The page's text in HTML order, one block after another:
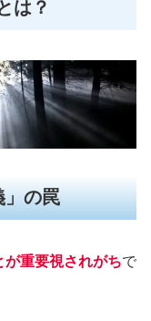
は？
」の罠
が重要視されがちで